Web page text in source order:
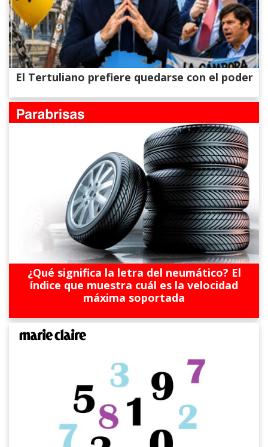
El Tertuliano prefiere quedarse con el poder
¿Qué significa la letra del neumático? El
índice que muestra cuál es la velocidad
máxima soportada